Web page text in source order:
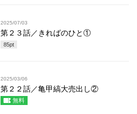
2025/07/03
第２３話／きればのひと①
85pt
2025/03/06
第２２話／亀甲縞大売出し②
無料